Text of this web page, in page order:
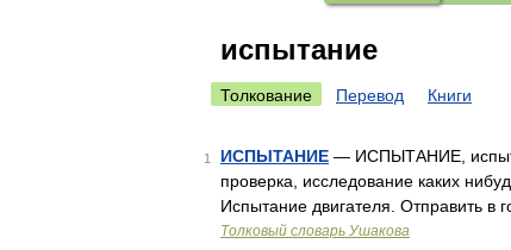
испытание
Толкование Перевод Книги
1 ИСПЫТАНИЕ — ИСПЫТАНИЕ,
проверка, исследование каких
Испытание двигателя. Отправить в
Толковый словарь Ушакова